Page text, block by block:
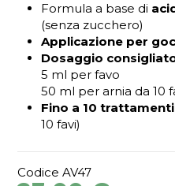
Formula a base di
(senza zucchero)
Applicazione per
Dosaggio
5 ml per favo
50 ml per arnia da 10
Fino a 10 trattamenti
10 favi)
Codice AV47